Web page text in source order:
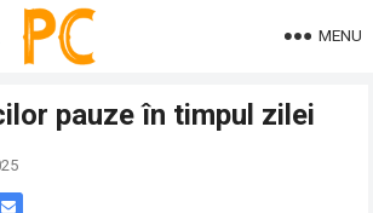
MENU
pauze în timpul zilei